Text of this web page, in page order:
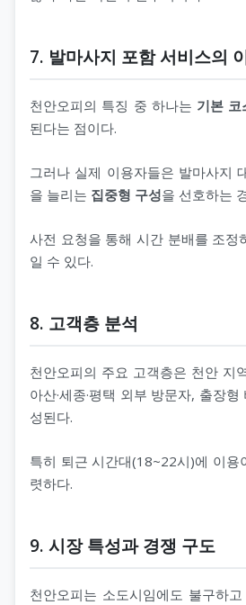
7. 발마사지 포함 서비스의
천안오피의 특징 중 하나는 기본
된다는 점이다.
그러나 실제 이용자들은 발마사지
을 늘리는 집중형 구성을 선호하는
사전 요청을 통해 시간 분배를 조정
일 수 있다.
8. 고객층 분석
천안오피의 주요 고객층은 천안 지
아산·세종·평택 외부 방문자, 출장
성된다.
특히 퇴근 시간대(18~22시)에 이용
렷하다.
9. 시장 특성과 경쟁 구도
천안오피는 소도시임에도 불구하